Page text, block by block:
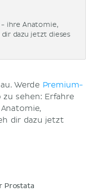
ihre Anatomie,
dazu jetzt dieses
Werde Premium-
zu sehen: Erfahre
dir dazu jetzt
Prostata